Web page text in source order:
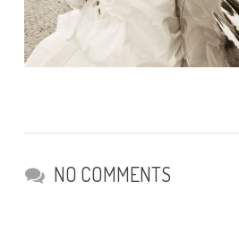
NO COMMENTS